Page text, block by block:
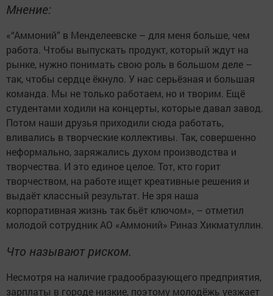
Мнение:
«“Аммоний” в Менделеевске – для меня больше, чем
работа. Чтобы выпускать продукт, который ждут на
рынке, нужно понимать свою роль в большом деле –
так, чтобы сердце ёкнуло. У нас серьёзная и большая
команда. Мы не только работаем, но и творим. Ещё
студентами ходили на концерты, которые давал завод.
Потом наши друзья приходили сюда работать,
вливались в творческие коллективы. Так, совершенно
неформально, заряжались духом производства и
творчества. И это единое целое. Тот, кто горит
творчеством, на работе ищет креативные решения и
выдаёт классный результат. Не зря наша
корпоративная жизнь так бьёт ключом», – отметил
молодой сотрудник АО «Аммоний» Риназ Хикматуллин.
Что называют риском.
Несмотря на наличие градообразующего предприятия,
зарплаты в городе низкие, поэтому молодёжь уезжает